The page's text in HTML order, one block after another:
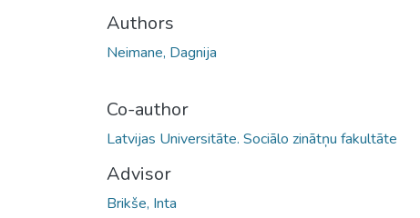
Authors
Neimane, Dagnija
Co-author
Latvijas Universitāte. Sociālo zinātņu fakultāte
Advisor
Brikše, Inta